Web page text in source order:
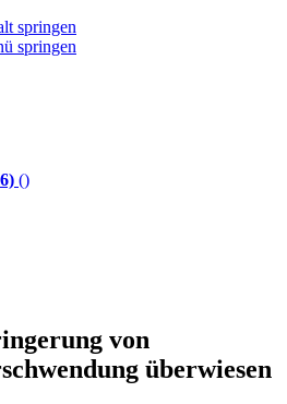
springen
springen
()
von
überwiesen